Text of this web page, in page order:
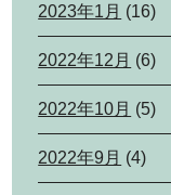
2023年1月 (16)
2022年12月 (6)
2022年10月 (5)
2022年9月 (4)